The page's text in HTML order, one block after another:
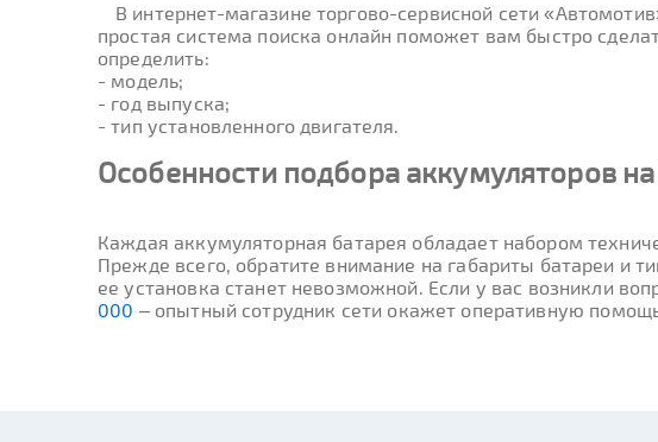
В интернет-магазине торгово-сервисной сети
простая система поиска онлайн поможет вам быстро
определить:
- модель;
- год выпуска;
- тип установленного двигателя.
Особенности подбора аккумуляторов
Каждая аккумуляторная батарея обладает набором
Прежде всего, обратите внимание на габариты батареи и
ее установка станет невозможной. Если у вас возникли
000 – опытный сотрудник сети окажет оперативную